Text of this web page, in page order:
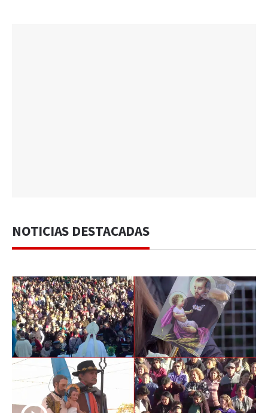
NOTICIAS DESTACADAS